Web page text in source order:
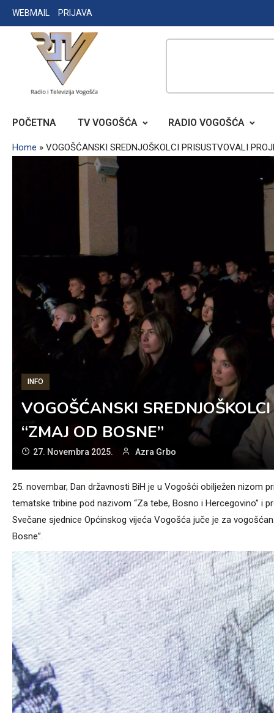
Skip
to
WEBMAIL PRIJAVA
RADIO TELEVIZIJA VOGOŠĆA
POČETNA TV VOGOŠĆA RADIO VOGOŠĆA
Home » VOGOŠĆANSKI SREDNJOŠKOLCI PRISUSTVOVALI
INFO
VOGOŠĆANSKI
“ZMAJ OD BOSNE”
27. Novembra 2025. Azra Grbo
25. novembar, Dan državnosti BiH je u Vogošći obilježen nizom
tematske tribine pod nazivom “Za tebe, Bosno i Hercegovino” i
Svečane sjednice Općinskog vijeća Vogošća juče je za
Bosne”.